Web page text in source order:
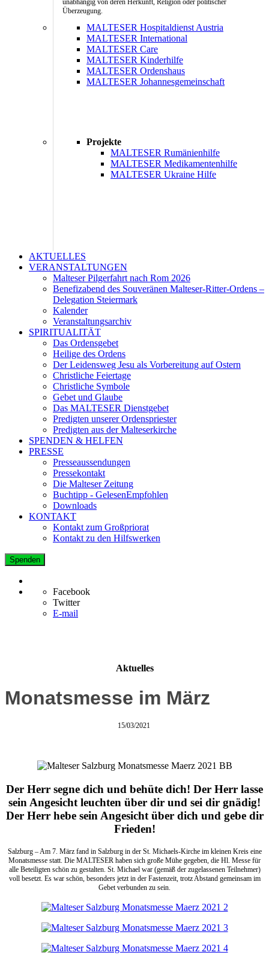
unabhängig von deren Herkunft, Religion oder politischer
Überzeugung.
MALTESER Hospitaldienst Austria
MALTESER International
MALTESER Care
MALTESER Kinderhilfe
MALTESER Ordenshaus
MALTESER Johannesgemeinschaft
Projekte
MALTESER Rumänienhilfe
MALTESER Medikamentenhilfe
MALTESER Ukraine Hilfe
AKTUELLES
VERANSTALTUNGEN
Malteser Pilgerfahrt nach Rom 2026
Benefizabend des Souveränen Malteser-Ritter-Ordens –
Delegation Steiermark
Kalender
Veranstaltungsarchiv
SPIRITUALITÄT
Das Ordensgebet
Heilige des Ordens
Der Leidensweg Jesu als Vorbereitung auf Ostern
Christliche Feiertage
Christliche Symbole
Gebet und Glaube
Das MALTESER Dienstgebet
Predigten unserer Ordenspriester
Predigten aus der Malteserkirche
SPENDEN & HELFEN
PRESSE
Presseaussendungen
Pressekontakt
Die Malteser Zeitung
Buchtipp - GelesenEmpfohlen
Downloads
KONTAKT
Kontakt zum Großpriorat
Kontakt zu den Hilfswerken
Spenden
Facebook
Twitter
E-mail
Aktuelles
Monatsmesse im März
15/03/2021
Der Herr segne dich und behüte dich! Der Herr lasse
sein Angesicht leuchten über dir und sei dir gnädig!
Der Herr hebe sein Angesicht über dich und gebe dir
Frieden!
Salzburg – Am 7. März fand in Salzburg in der St. Michaels-Kirche im kleinen Kreis eine
Monatsmesse statt. Die MALTESER haben sich große Mühe gegeben, die Hl. Messe für
alle Beteiligten schön zu gestalten. St. Michael war (gemäß der zugelassenen Teilnehmer)
voll besetzt. Es war schön, besonders jetzt in der Fastenzeit, trotz Abstand gemeinsam im
Gebet verbunden zu sein.